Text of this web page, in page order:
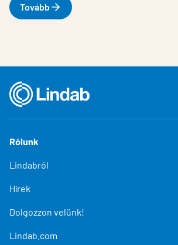
Tovább
Rólunk
Lindabról
Hírek
Dolgozzon velünk!
Lindab.com